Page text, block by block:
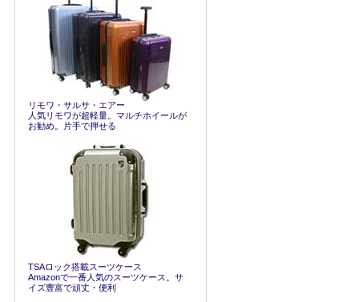
リモワ・サルサ・エアー
人気リモワが超軽量。マルチホイールが
お勧め。片手で押せる
TSAロック搭載スーツケース
Amazonで一番人気のスーツケース。サ
イズ豊富で頑丈・便利